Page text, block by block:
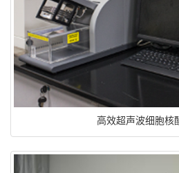
高效超声波细胞核